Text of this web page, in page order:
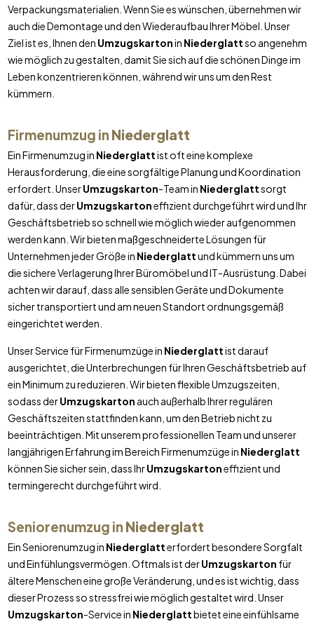
Verpackungsmaterialien. Wenn Sie es wünschen, übernehmen wir
auch die Demontage und den Wiederaufbau Ihrer Möbel. Unser
Ziel ist es, Ihnen den Umzugskartonin Niederglattso angenehm
wie möglich zu gestalten, damit Sie sich auf die schönen Dinge im
Leben konzentrieren können, während wir uns um den Rest
kümmern.
Firmenumzug in Niederglatt
Ein Firmenumzug in Niederglattist oft eine komplexe
Herausforderung, die eine sorgfältige Planung und Koordination
erfordert. UnserUmzugskarton-Team in Niederglattsorgt
dafür, dass derUmzugskartoneffizient durchgeführt wird und Ihr
Geschäftsbetrieb so schnell wie möglich wieder aufgenommen
werden kann. Wir bieten maßgeschneiderte Lösungen für
Unternehmen jeder Größe in Niederglattund kümmern uns um
die sichere Verlagerung Ihrer Büromöbel und IT-Ausrüstung. Dabei
achten wir darauf, dass alle sensiblen Geräte und Dokumente
sicher transportiert und am neuen Standort ordnungsgemäß
eingerichtet werden.
Unser Service für Firmenumzüge in Niederglattist darauf
ausgerichtet, die Unterbrechungen für Ihren Geschäftsbetrieb auf
ein Minimum zu reduzieren. Wir bieten flexible Umzugszeiten,
sodass derUmzugskarton auch außerhalb Ihrer regulären
Geschäftszeiten stattfinden kann, um den Betrieb nicht zu
beeinträchtigen. Mit unserem professionellen Team und unserer
langjährigen Erfahrung im Bereich Firmenumzüge in Niederglatt
können Sie sicher sein, dass IhrUmzugskartoneffizient und
termingerecht durchgeführt wird.
Seniorenumzug in Niederglatt
Ein Seniorenumzug in Niederglatterfordert besondere Sorgfalt
und Einfühlungsvermögen. Oftmals ist derUmzugskarton für
ältere Menschen eine große Veränderung, und es ist wichtig, dass
dieser Prozess so stressfrei wie möglich gestaltet wird. Unser
Umzugskarton-Service in Niederglattbietet eine einfühlsame